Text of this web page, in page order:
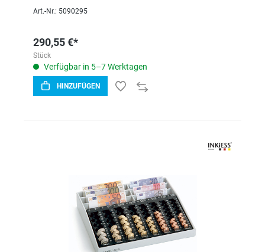
Art.-Nr.: 5090295
290,55 €*
Stück
Verfügbar in 5–7 Werktagen
HINZUFÜGEN